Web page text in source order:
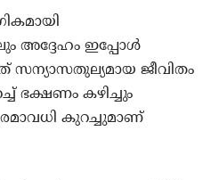
അദ്ദേഹം ഇപ്പോള്‍
സന്യാസതുല്യമായ ജീവിതം
ഭക്ഷണം കഴിച്ചും
കുറച്ചുമാണ്